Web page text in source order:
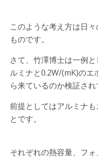
このような考え方は日
ものです。
さて、竹澤博士は一例
ルミナと0.2W/(mK)の
ら来ているのか検証され
前提としてはアルミナ
とです。
それぞれの熱容量、フ